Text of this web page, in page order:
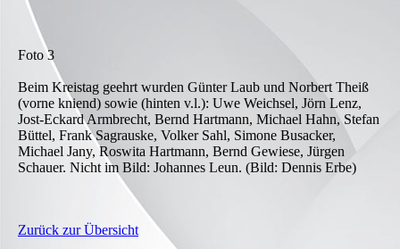
Foto 3
Beim Kreistag geehrt wurden Günter Laub und Norbert Theiß
(vorne kniend) sowie (hinten v.l.): Uwe Weichsel, Jörn Lenz,
Jost-Eckard Armbrecht, Bernd Hartmann, Michael Hahn, Stefan
Büttel, Frank Sagrauske, Volker Sahl, Simone Busacker,
Michael Jany, Roswita Hartmann, Bernd Gewiese, Jürgen
Schauer. Nicht im Bild: Johannes Leun. (Bild: Dennis Erbe)
Zurück zur Übersicht